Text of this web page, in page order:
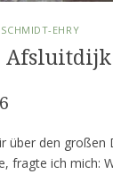
SCHMIDT-EHRY
Afsluitdijk
über den
fragte ich mich: